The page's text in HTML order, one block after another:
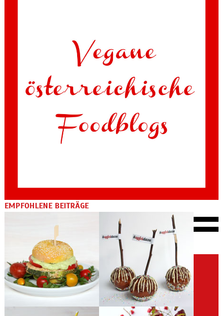
EMPFOHLENE BEITRÄGE